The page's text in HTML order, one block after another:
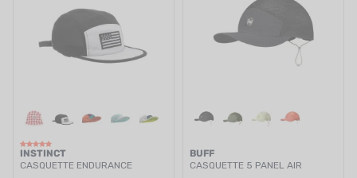
INSTINCT
CASQUETTE ENDURANCE
BUFF
CASQUETTE 5 PANEL AIR